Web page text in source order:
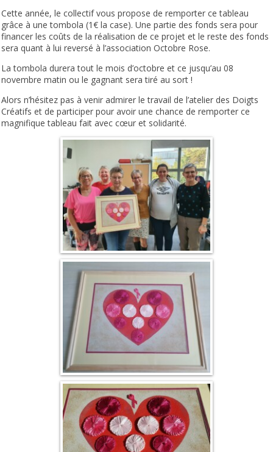
Cette année, le collectif vous propose de remporter ce tableau
grâce à une tombola (1€ la case). Une partie des fonds sera pour
financer les coûts de la réalisation de ce projet et le reste des fonds
sera quant à lui reversé à l’association Octobre Rose.
La tombola durera tout le mois d’octobre et ce jusqu’au 08
novembre matin ou le gagnant sera tiré au sort !
Alors n’hésitez pas à venir admirer le travail de l’atelier des Doigts
Créatifs et de participer pour avoir une chance de remporter ce
magnifique tableau fait avec cœur et solidarité.